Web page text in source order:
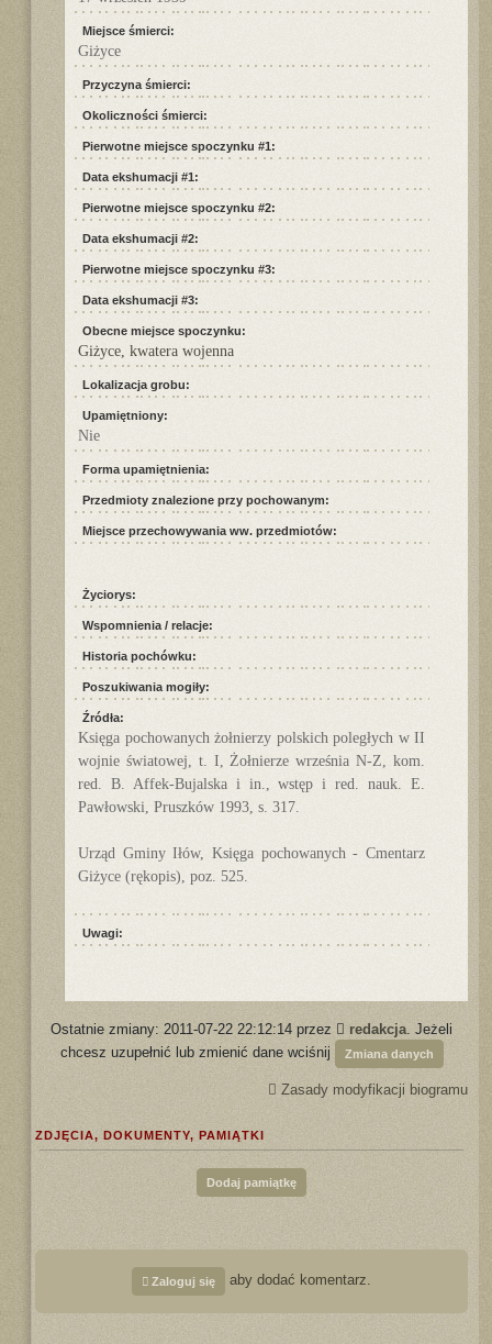
Miejsce śmierci:
Giżyce
Przyczyna śmierci:
Okoliczności śmierci:
Pierwotne miejsce spoczynku #1:
Data ekshumacji #1:
Pierwotne miejsce spoczynku #2:
Data ekshumacji #2:
Pierwotne miejsce spoczynku #3:
Data ekshumacji #3:
Obecne miejsce spoczynku:
Giżyce, kwatera wojenna
Lokalizacja grobu:
Upamiętniony:
Nie
Forma upamiętnienia:
Przedmioty znalezione przy pochowanym:
Miejsce przechowywania ww. przedmiotów:
Życiorys:
Wspomnienia / relacje:
Historia pochówku:
Poszukiwania mogiły:
Źródła:
Księga pochowanych żołnierzy polskich poległych w II
wojnie światowej, t. I, Żołnierze września N-Z, kom.
red. B. Affek-Bujalska i in., wstęp i red. nauk. E.
Pawłowski, Pruszków 1993, s. 317.
Urząd Gminy Iłów, Księga pochowanych - Cmentarz
Giżyce (rękopis), poz. 525.
Uwagi:
Ostatnie zmiany: 2011-07-22 22:12:14 przez redakcja. Jeżeli
chcesz uzupełnić lub zmienić dane wciśnij
Zmiana danych
Zasady modyfikacji biogramu
ZDJĘCIA, DOKUMENTY, PAMIĄTKI
Dodaj pamiątkę
Zaloguj się aby dodać komentarz.